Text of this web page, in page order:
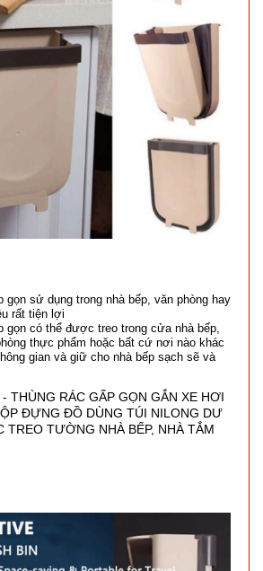
gọn sử dụng trong nhà bếp, văn phòng hay
rất tiện lợi
gọn có thể được treo trong cửa nhà bếp,
thực phẩm hoặc bất cứ nơi nào khác
gian và giữ cho nhà bếp sạch sẽ và
THÙNG RÁC GẤP GỌN GẮN XE HƠI
ĐỰNG ĐỒ DÙNG TÚI NILONG DƯ
TƯỜNG NHÀ BẾP, NHÀ TẮM